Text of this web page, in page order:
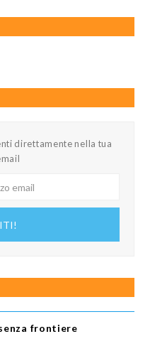
direttamente nella tua
frontiere